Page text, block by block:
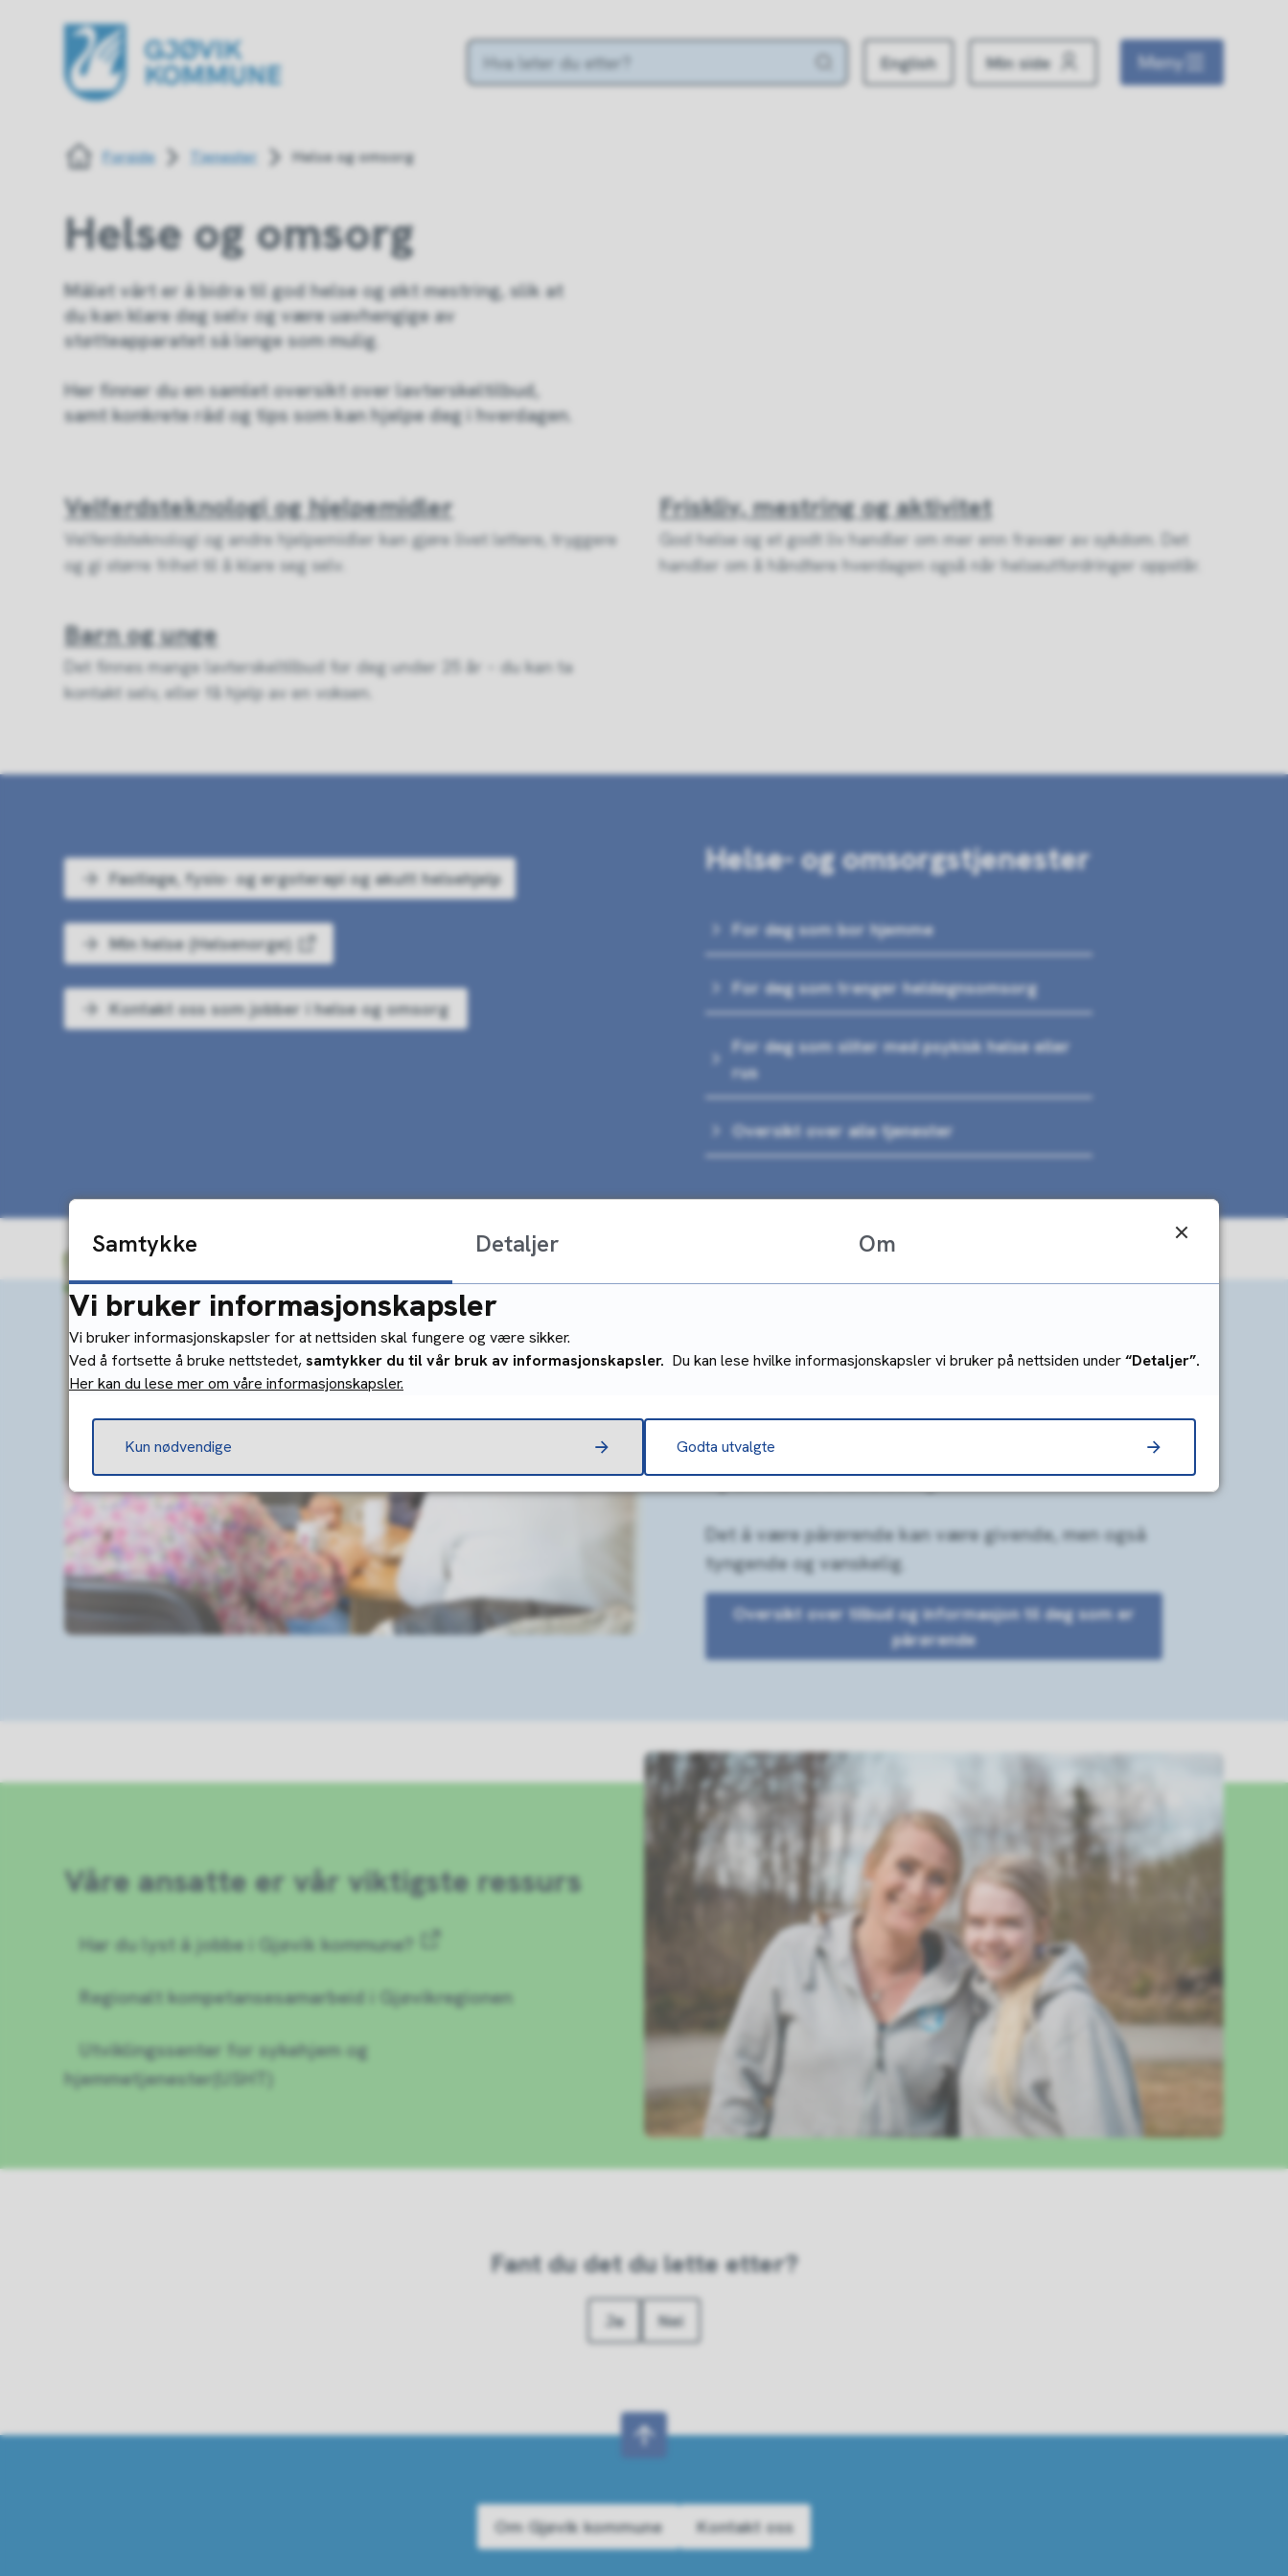
English Min side Meny
Du er her:Forside Tjenester Helse og omsorg
Helse og omsorg
Målet vårt er å bidra til god helse og økt mestring, slik at
du kan klare deg selv og være uavhengige av
støtteapparatet så lenge som mulig.
Her finner du en samlet oversikt over lavterskeltilbud,
samt konkrete råd og tips som kan hjelpe deg i hverdagen.
Velferdsteknologi og hjelpemidler
Velferdsteknologi og andre hjelpemidler kan gjøre livet lettere, tryggere
og gi større frihet til å klare seg selv.
Friskliv, mestring og aktivitet
God helse og et godt liv handler om mer enn fravær av sykdom. Det
handler om å håndtere hverdagen også når helseutfordringer oppstår.
Barn og unge
Det finnes mange lavterskeltilbud for deg under 25 år – du kan ta
kontakt selv, eller få hjelp av en voksen.
Fastlege, fysio- og ergoterapi og akutt helsehjelp
Min helse (Helsenorge)
Kontakt oss som jobber i helse og omsorg
Helse- og omsorgstjenester
For deg som bor hjemme
For deg som trenger heldøgnsomsorg
For deg som sliter med psykisk helse eller
rus
Oversikt over alle tjenester
Er du pårørende?
Som pårørende har du en viktig rolle i livet til den
som er syk. Du bidrar med tilhørighet og fellesskap,
og din støtte er uvurderlig.
Det å være pårørende kan være givende, men også
tyngende og vanskelig.
Oversikt over tilbud og informasjon til deg som er
pårørende
Våre ansatte er vår viktigste ressurs
Har du lyst å jobbe i Gjøvik kommune?
Regionalt kompetansesamarbeid i Gjøvikregionen
Utviklingssenter for sykehjem og
hjemmetjenester(USHT)
Fant du det du lette etter?
Ja Nei
Om Gjøvik kommune Kontakt oss
Samtykke Detaljer Om
Vi bruker informasjonskapsler
Vi bruker informasjonskapsler for at nettsiden skal fungere og være sikker.
Ved å fortsette å bruke nettstedet,samtykker du til vår bruk av informasjonskapsler. Du kan lese hvilke informasjonskapsler vi bruker på nettsiden under“Detaljer”.
Her kan du lese mer om våre informasjonskapsler.
Kun nødvendige Godta utvalgte